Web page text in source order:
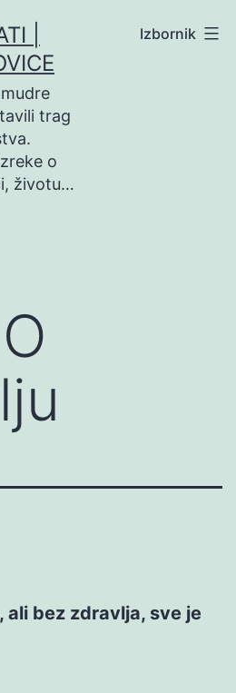
|
trag
o
životu…
Izbornik
ali bez zdravlja, sve je